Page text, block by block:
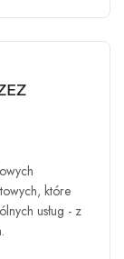
które
usług - z